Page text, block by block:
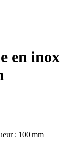
en inox
: 100 mm